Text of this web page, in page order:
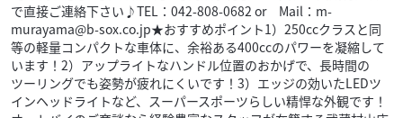
で直接ご連絡下さい♪TEL：042-808-0682 or Mail：m-
murayama@b-sox.co.jp★おすすめポイント1）250ccクラスと同
等の軽量コンパクトな車体に、余裕ある400ccのパワーを凝縮して
います！2）アップライトなハンドル位置のおかげで、長時間の
ツーリングでも姿勢が疲れにくいです！3）エッジの効いたLEDツ
インヘッドライトなど、スーパースポーツらしい精悍な外観です！